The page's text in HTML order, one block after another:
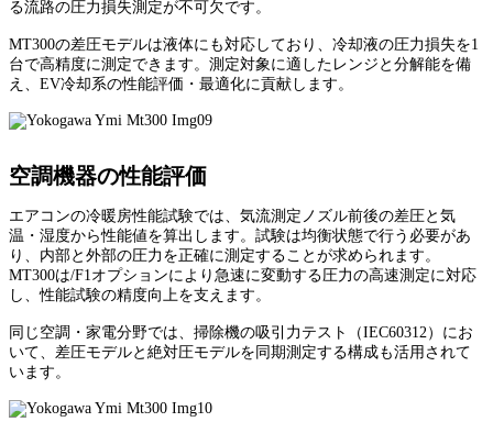
る流路の圧力損失測定が不可欠です。
MT300の差圧モデルは液体にも対応しており、冷却液の圧力損失を1
台で高精度に測定できます。測定対象に適したレンジと分解能を備
え、EV冷却系の性能評価・最適化に貢献します。
空調機器の性能評価
エアコンの冷暖房性能試験では、気流測定ノズル前後の差圧と気
温・湿度から性能値を算出します。試験は均衡状態で行う必要があ
り、内部と外部の圧力を正確に測定することが求められます。
MT300は/F1オプションにより急速に変動する圧力の高速測定に対応
し、性能試験の精度向上を支えます。
同じ空調・家電分野では、掃除機の吸引力テスト（IEC60312）にお
いて、差圧モデルと絶対圧モデルを同期測定する構成も活用されて
います。